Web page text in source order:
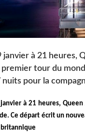
janvier à 21 heures,
premier tour du
nuits pour la
à 21 heures,
Ce départ écrit un